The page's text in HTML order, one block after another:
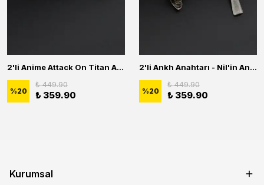
2'li Anime Attack On Titan Acrylic Maria Anime Naruto Erkek Kadın Kolye Seti
%20
₺ 449.90
₺ 359.90
2'li Ankh Anahtarı - Nil'in Anahtarı - Kuru Kafa Erkek Kadın Kolye Seti
%20
₺ 449.90
₺ 359.90
Kurumsal